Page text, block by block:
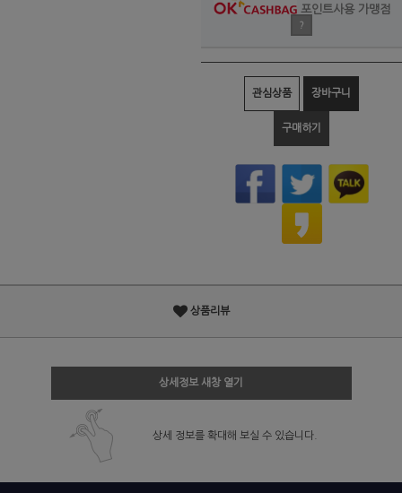
포인트사용 가맹점
?
관심상품 장바구니
구매하기
상품리뷰
상세정보 새창 열기
상세 정보를 확대해 보실 수 있습니다.